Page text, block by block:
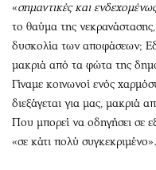
«σημαντικές και
το θαύμα της
δυσκολία των αποφάσεων;
μακριά από τα φώτα της
Γίναμε κοινωνοί ενός
διεξάγεται για μας, μακριά
Που μπορεί να οδηγήσει σε
«σε κάτι πολύ